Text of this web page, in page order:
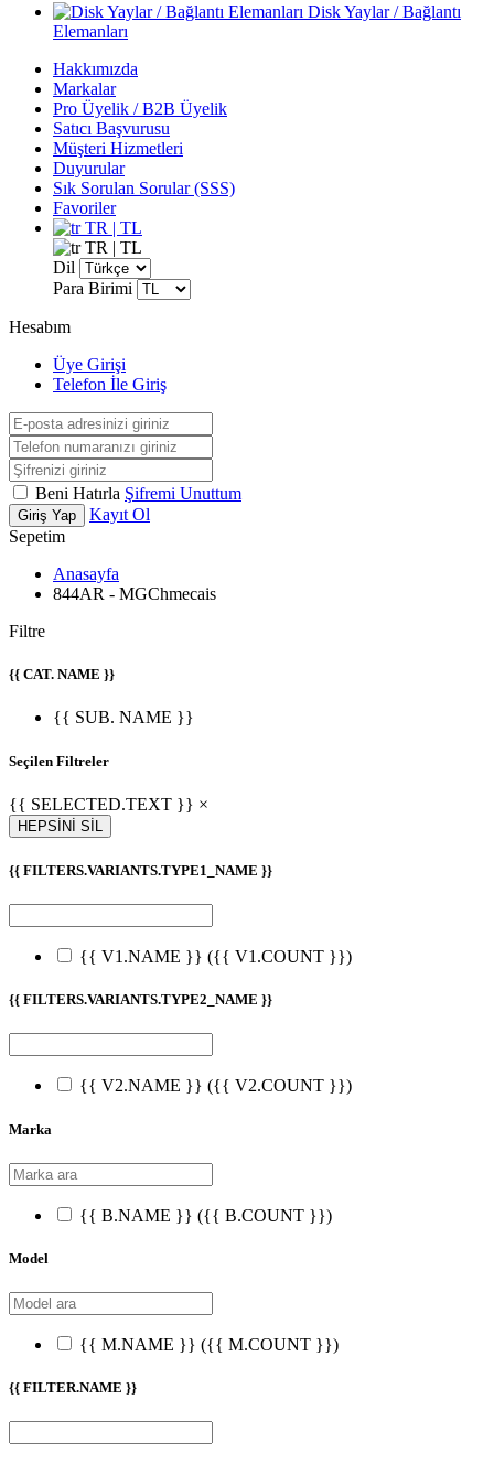
Disk Yaylar / Bağlantı
Elemanları
Hakkımızda
Markalar
Pro Üyelik / B2B Üyelik
Satıcı Başvurusu
Müşteri Hizmetleri
Duyurular
Sık Sorulan Sorular (SSS)
Favoriler
TR | TL
TR | TL
Dil
Para Birimi
Hesabım
Üye Girişi
Telefon İle Giriş
Beni Hatırla Şifremi Unuttum
Giriş Yap
Kayıt Ol
Sepetim
Anasayfa
844AR - MGChmecais
Filtre
{{ CAT. NAME }}
{{ SUB. NAME }}
Seçilen Filtreler
{{ SELECTED.TEXT }} ×
HEPSİNİ SİL
{{ FILTERS.VARIANTS.TYPE1_NAME }}
{{ V1.NAME }} ({{ V1.COUNT }})
{{ FILTERS.VARIANTS.TYPE2_NAME }}
{{ V2.NAME }} ({{ V2.COUNT }})
Marka
{{ B.NAME }} ({{ B.COUNT }})
Model
{{ M.NAME }} ({{ M.COUNT }})
{{ FILTER.NAME }}